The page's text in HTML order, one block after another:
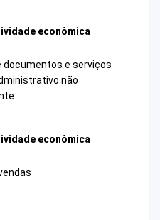
econômica
documentos e serviços
não
econômica